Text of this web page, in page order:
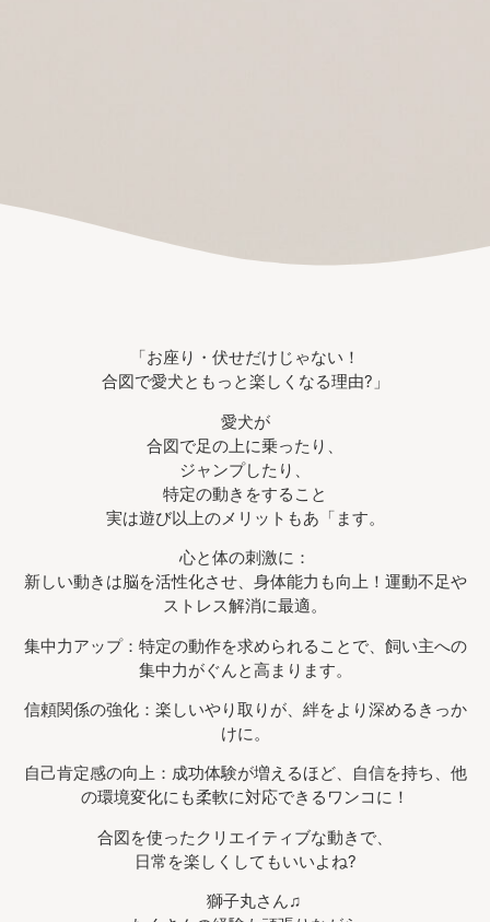
「お座り・伏せだけじゃない！
合図で愛犬ともっと楽しくなる理由?」
愛犬が
合図で足の上に乗ったり、
ジャンプしたり、
特定の動きをすること
実は遊び以上のメリットもあ「ます。
心と体の刺激に：
新しい動きは脳を活性化させ、身体能力も向上！運動不足や
ストレス解消に最適。
集中力アップ：特定の動作を求められることで、飼い主への
集中力がぐんと高まります。
信頼関係の強化：楽しいやり取りが、絆をより深めるきっか
けに。
自己肯定感の向上：成功体験が増えるほど、自信を持ち、他
の環境変化にも柔軟に対応できるワンコに！
合図を使ったクリエイティブな動きで、
日常を楽しくしてもいいよね?
獅子丸さん♫